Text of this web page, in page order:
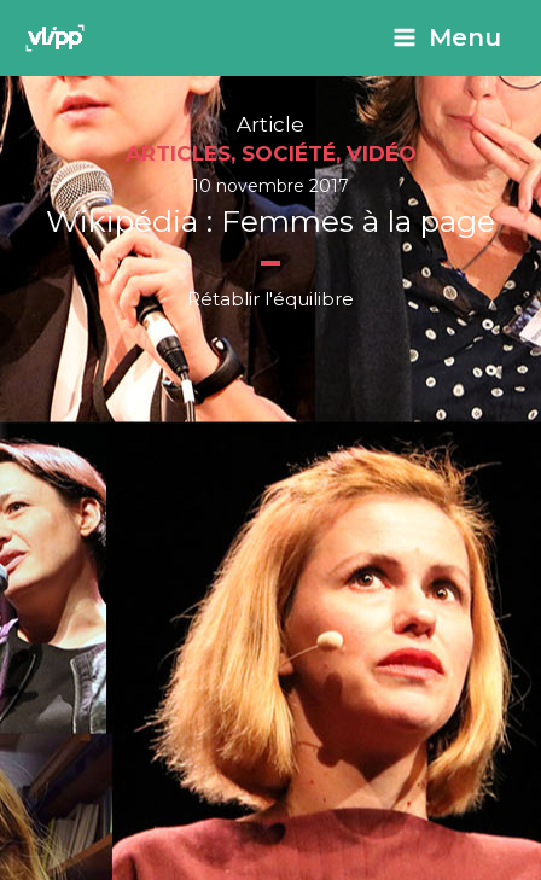
principal
contenu
Menu
Article
ARTICLES, SOCIÉTÉ,VIDÉO
10 novembre 2017
Wikipédia : Femmes à la page
Rétablir l'équilibre